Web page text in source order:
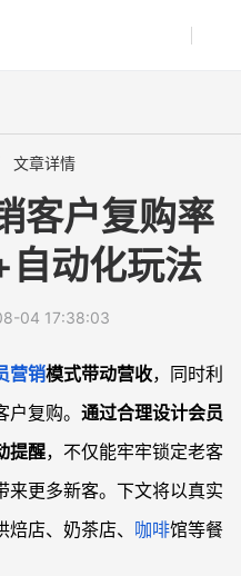
户持续复购？
裂变和推广手段？
门店吗？
文章详情
客户复购率
动化玩法
04 17:38:03
营销模式带动营收，同时利
复购。 通过合理设计会员
提醒，不仅能牢牢锁定老客
来更多新客。下文将以真实
店、奶茶店、 咖啡馆等餐